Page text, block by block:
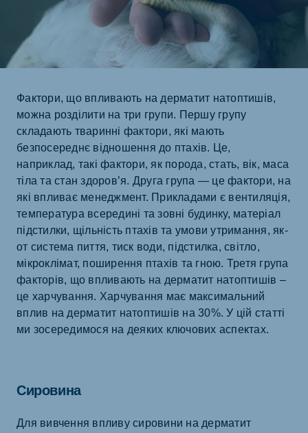
Фактори, що впливають на дерматит натоптишів,
можна розділити на три групи. Першу групу
складають тваринні фактори, які мають
безпосереднє відношення до птахів. Це,
наприклад, такі фактори, як порода, стать, вік, маса
тіла та стан здоров’я. Друга група — це фактори, на
які впливає менеджмент. Прикладами є вентиляція,
температура всередині та зовні будинку, матеріал
підстилки, щільність птахів та умови утримання, як-
от система пиття, тиск води, підстилка, світло,
мікроклімат, поширення птахів та гною. Третя група
факторів, що впливають на дерматит натоптишів –
це харчування. Харчування має максимальний
вплив на дерматит натоптишів на 30%. У цій статті
ми зосередимося на деяких ключових аспектах.
Сировина
Для вивчення впливу сировини на дерматит